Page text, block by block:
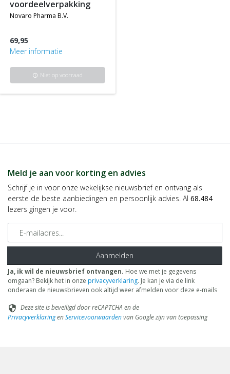
voordeelverpakking
novaro pharma b.v.
69,95
Meer informatie
info Niet op voorraad
Meld je aan voor korting en advies
Schrijf je in voor onze wekelijkse nieuwsbrief en ontvang als
eerste de beste aanbiedingen en persoonlijk advies. Al 68.484
lezers gingen je voor.
E-mailadres
Aanmelden
Ja, ik wil de nieuwsbrief ontvangen. Hoe we met je gegevens
omgaan? Bekijk het in onze privacyverklaring. Je kan je via de link
onderaan de nieuwsbrieven ook altijd weer afmelden voor deze e-mails
security Deze site is beveiligd door reCAPTCHA en de
PrivacyverklaringenServicevoorwaardenvan Google zijn van toepassing